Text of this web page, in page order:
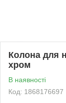
Колона для
хром
В наявності
Код: 1868176697